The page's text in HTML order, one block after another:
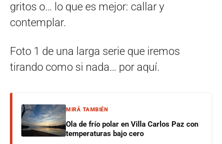
gritos o… lo que es mejor: callar y
contemplar.
Foto 1 de una larga serie que iremos
tirando como si nada… por aquí.
MIRÁ TAMBIÉN
Ola de frío polar en Villa Carlos Paz con
temperaturas bajo cero